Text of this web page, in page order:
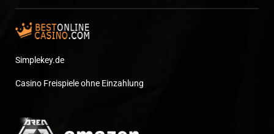
Simplekey.de
Casino Freispiele ohne Einzahlung